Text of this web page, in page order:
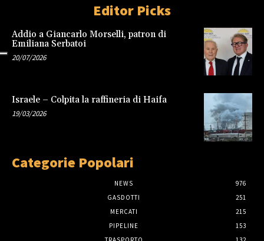
Editor Picks
Addio a Giancarlo Morselli, patron di
Emiliana Serbatoi
20/07/2026
Israele – Colpita la raffineria di Haifa
19/03/2026
Categorie Popolari
NEWS
976
GASDOTTI
251
MERCATI
215
PIPELINE
153